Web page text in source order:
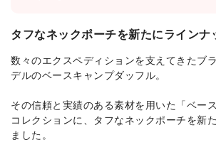
タフなネックポーチを新たにラインナ
数々のエクスペディションを支えてきたブ
デルのベースキャンプダッフル。
その信頼と実績のある素材を用いた「ベー
コレクションに、タフなネックポーチを新
ました。